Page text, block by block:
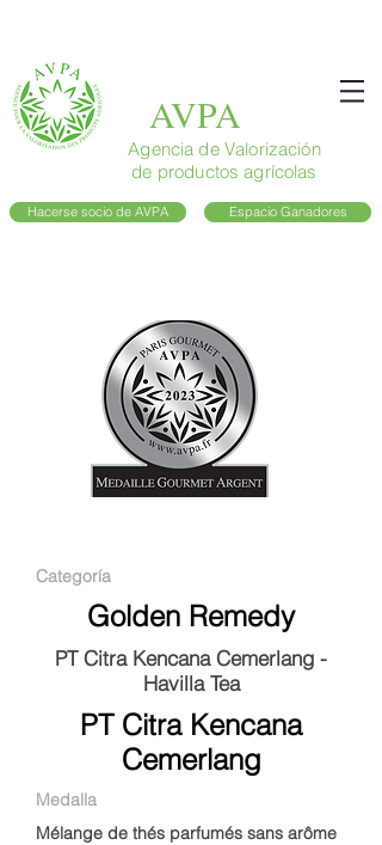
AVPA
Agencia de Valorización
de productos agrícolas
Hacerse socio de AVPA Espacio Ganadores
Categoría
Golden Remedy
PT Citra Kencana Cemerlang -
Havilla Tea
PT Citra Kencana
Cemerlang
Medalla
Mélange de thés parfumés sans arôme